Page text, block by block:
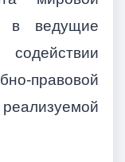
в ведущие
правовой